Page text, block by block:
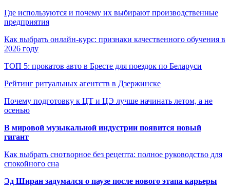
Где используются и почему их выбирают производственные
предприятия
Как выбрать онлайн-курс: признаки качественного обучения в
2026 году
ТОП 5: прокатов авто в Бресте для поездок по Беларуси
Рейтинг ритуальных агентств в Дзержинске
Почему подготовку к ЦТ и ЦЭ лучше начинать летом, а не
осенью
В мировой музыкальной индустрии появится новый
гигант
Как выбрать снотворное без рецепта: полное руководство для
спокойного сна
Эд Ширан задумался о паузе после нового этапа карьеры